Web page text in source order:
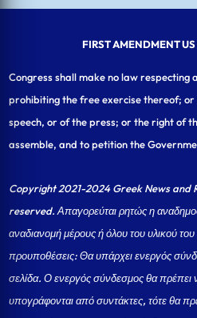
FIRST AMENDMENT
Congress shall make no law respecting
prohibiting the free exercise thereof;
speech, or of the press; or the right of
assemble, and to petition the
Copyright 2021-2024 Greek News and
reserved. Απαγορεύται ρητώς η
αναδιανομή μέρους ή όλου του υλικού
προυποθέσεις: Θα υπάρχει ενεργός
σελίδα.Ο ενεργός σύνδεσμος θα πρέπει
υπογράφονται από συντάκτες, τότε θα